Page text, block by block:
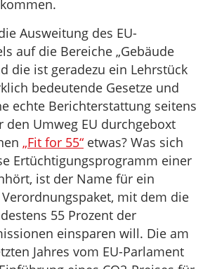
Ausweitung des EU-
auf die Bereiche „Gebäude
die ist geradezu ein Lehrstück
bedeutende Gesetze und
echte Berichterstattung seitens
den Umweg EU durchgeboxt
„Fit for 55“ etwas? Was sich
Ertüchtigungsprogramm einer
ist der Name für ein
mit dem die
55 Prozent der
einsparen will. Die am
Jahres vom EU-Parlament